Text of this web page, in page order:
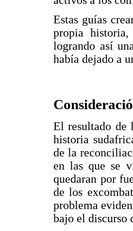
Estas guías
propia
logrando así
había dejado a
El resultado de
historia
de la
en las que se
quedaran por
de los
problema
bajo el discurso